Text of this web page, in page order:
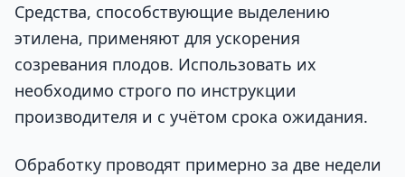
Средства, способствующие выделению
этилена, применяют для ускорения
созревания плодов. Использовать их
необходимо строго по инструкции
производителя и с учётом срока ожидания.
Обработку проводят примерно за две недели